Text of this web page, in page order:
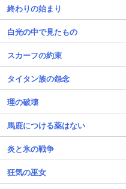
終わりの始まり
白光の中で見たもの
スカーフの約束
タイタン族の怨念
理の破壊
馬鹿につける薬はない
炎と氷の戦争
狂気の巫女